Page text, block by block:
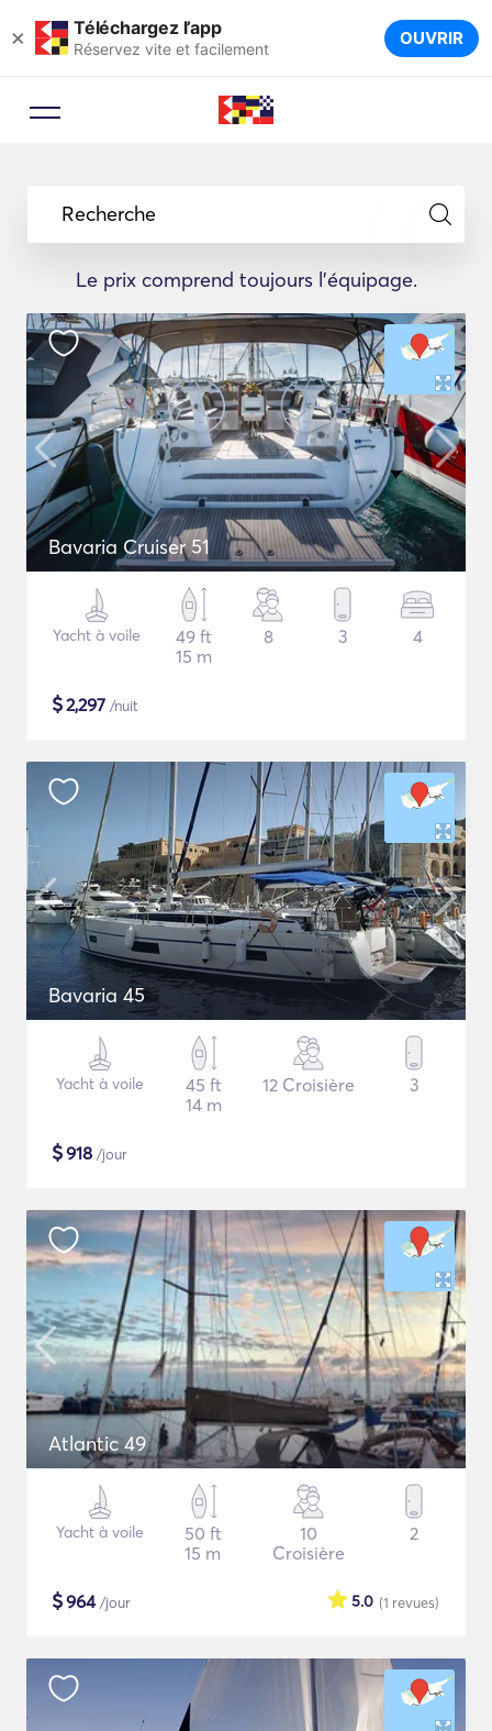
× Téléchargez l’app
Réservez vite et facilement OUVRIR
Recherche
Le prix comprend toujours l'équipage.
Bavaria Cruiser 51
Yacht à voile
49 ft
15 m
8 3 4
$2,297 /nuit
Bavaria 45
Yacht à voile
45 ft
14 m
12 Croisière 3
$918 /jour
Atlantic 49
Yacht à voile
50 ft
15 m
10
Croisière
2
$964/jour (1 revues)
5.0